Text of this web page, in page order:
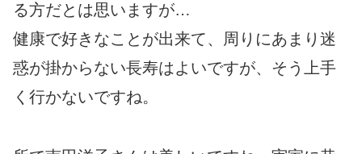
る方だとは思いますが…
健康で好きなことが出来て、周りにあまり迷
惑が掛からない長寿はよいですが、そう上手
く行かないですね。